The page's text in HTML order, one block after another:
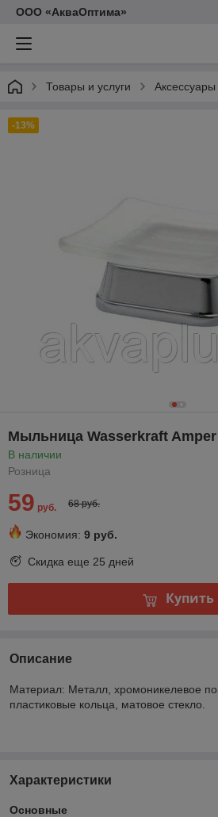
ООО «АкваОптима»
Товары и услуги
-13%
Мыльница Wasserkraft Amper
В наличии
Розница
59 руб. 68 руб.
Экономия: 9 руб.
Скидка еще 25 дней
Купить
Описание
Материал: Металл, хромоникелевое
пластиковые кольца, матовое стекло.
Характеристики
Основные